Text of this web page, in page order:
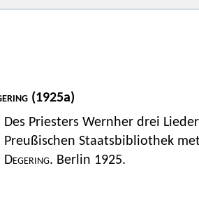
(1925a)
Des Priesters Wernher drei
Preußischen Staatsbibliothek
Degering. Berlin 1925.